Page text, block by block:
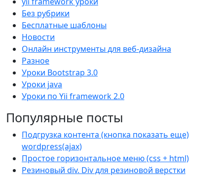
Без рубрики
Бесплатные шаблоны
Новости
Онлайн инструменты для веб-дизайна
Разное
Уроки Bootstrap 3.0
Уроки java
Уроки по Yii framework 2.0
Популярные посты
Подгрузка контента (кнопка показать еще)
wordpress(ajax)
Простое горизонтальное меню (css + html)
Резиновый div. Div для резиновой верстки